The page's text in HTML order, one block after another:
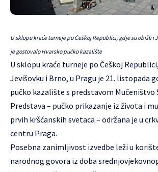
U sklopu kraće turneje po Češkoj Republici, gdje su obišli i
je gostovalo Hvarsko pučko kazalište
U sklopu kraće turneje po Češkoj
Jevišovku i Brno, u Pragu je 21. listopada
pučko kazalište s predstavom Mučeništvo
Predstava – pučko prikazanje iz života i
prvih kršćanskih svetaca – održana je u
centru Praga.
Posebna zanimljivost izvedbe leži u
narodnog govora iz doba